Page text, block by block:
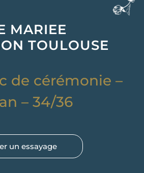
MARIEE
TOULOUSE
de cérémonie –
– 34/36
un essayage